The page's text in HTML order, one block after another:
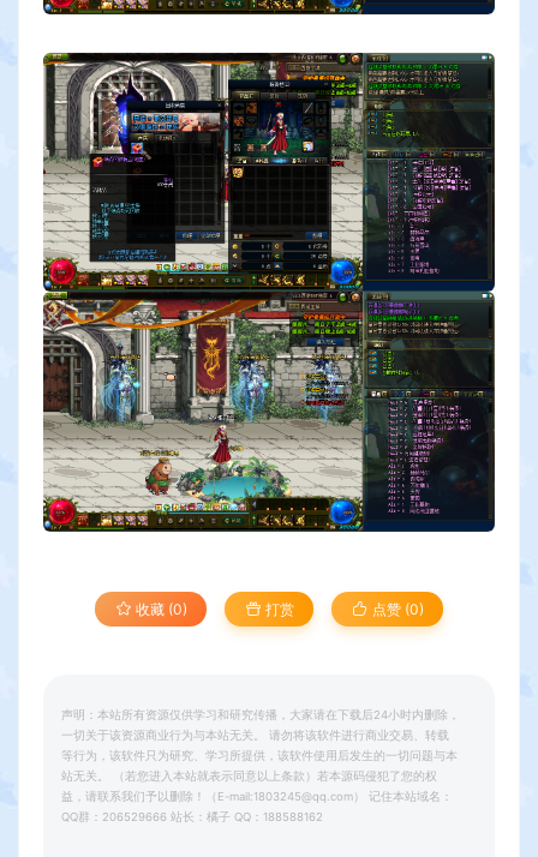
收藏 (0) 打赏 点赞 (0)
声明：本站所有资源仅供学习和研究传播，大家请在下载后24小时内删除，
一切关于该资源商业行为与本站无关。 请勿将该软件进行商业交易、转载
等行为，该软件只为研究、学习所提供，该软件使用后发生的一切问题与本
站无关。 （若您进入本站就表示同意以上条款）若本源码侵犯了您的权
益，请联系我们予以删除！（E-mail:1803245@qq.com） 记住本站域名：
QQ群：206529666 站长：橘子 QQ：188588162